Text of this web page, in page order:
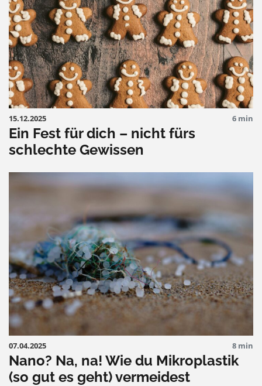
15.12.2025 6 min
Ein Fest für dich – nicht fürs
schlechte Gewissen
07.04.2025 8 min
Nano? Na, na! Wie du Mikroplastik
(so gut es geht) vermeidest